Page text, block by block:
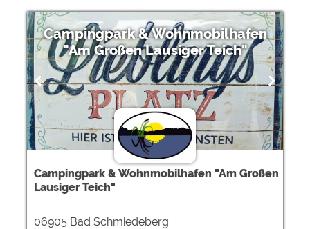
Campingpark & Wohnmobilhafen
"Am Großen Lausiger Teich"
Campingpark & Wohnmobilhafen "Am Großen
Lausiger Teich"
06905 Bad Schmiedeberg